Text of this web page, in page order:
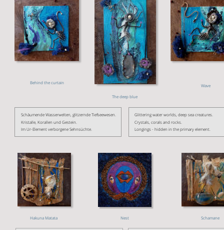
The deep blue
Wave
Behind the curtain
Schamane
Hakuna Matata
Schäumende Wasserwelten, glitzernde Tiefseewesen.
Kristalle, Korallen und Gestein.
Im Ur-Element verborgene Sehnsüchte.
Glittering water worlds, deep sea creatures.
Crystals, corals and rocks.
Longings - hidden in the primary element.
Nest